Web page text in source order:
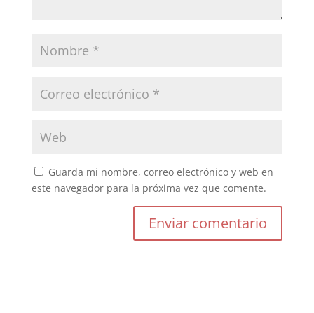
Guarda mi nombre, correo electrónico y web en
este navegador para la próxima vez que comente.